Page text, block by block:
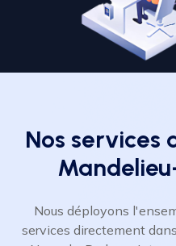
Nos services
Nous déployons
services directement